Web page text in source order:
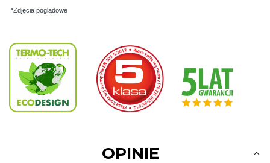
*Zdjęcia poglądowe
OPINIE